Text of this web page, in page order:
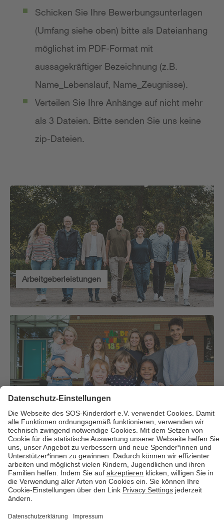
Schicken Sie Ihre Bewerbungsunterlagen
(Umfang siehe oben) bitte als Dateianhang
möglichst im PDF-Format mit
aussagekräftiger Bezeichnung (z.B.
Name_Lebenslauf, Name_Zeugnisse).
Verteilen Sie Ihre Anhänge auf nicht mehr
als 3 Dateien. Bitte senden Sie uns keine
zip-Dateien.
Arbeitgeberleistungen